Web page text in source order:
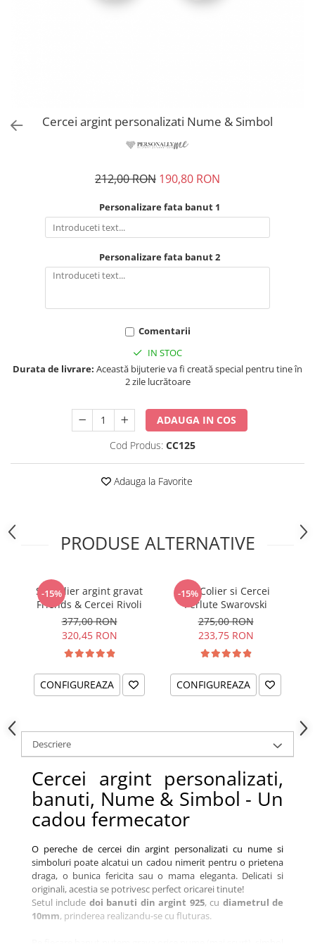
Cercei argint personalizati Nume & Simbol
212,00 RON 190,80 RON
Personalizare fata banut 1
Personalizare fata banut 2
Comentarii
IN STOC
Durata de livrare: Această bijuterie va fi creată special pentru tine în
2 zile lucrătoare
ADAUGA IN COS
Cod Produs: CC125
Adauga la Favorite
PRODUSE ALTERNATIVE
-15%
Set colier argint gravat
Friends & Cercei Rivoli
377,00 RON
320,45 RON
CONFIGUREAZA
-15%
Set Colier si Cercei
Perlute Swarovski
275,00 RON
233,75 RON
CONFIGUREAZA
Descriere
Cercei argint personalizati,
banuti, Nume & Simbol - Un
cadou fermecator
O pereche de cercei din argint personalizati cu nume si
simboluri poate alcatui un cadou nimerit pentru o prietena
draga, o bunica fericita sau o mama eleganta. Delicati si
originali, acestia se potrivesc perfect oricarei tinute!
Setul include doi banuti din argint 925, cu diametrul de
10mm, prinderea realizandu-se cu fluturas.